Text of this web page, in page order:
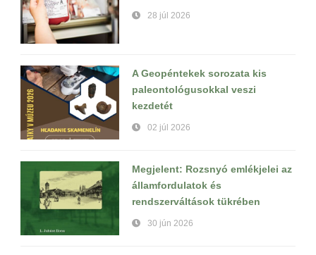
28 júl 2026
A Geopéntekek sorozata kis
paleontológusokkal veszi
kezdetét
02 júl 2026
Megjelent: Rozsnyó emlékjelei az
államfordulatok és
rendszerváltások tükrében
30 jún 2026